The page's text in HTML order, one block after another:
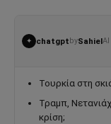
✦ chatgpt bySahielAI
Τουρκία στη
Τραμπ,
κρίση;